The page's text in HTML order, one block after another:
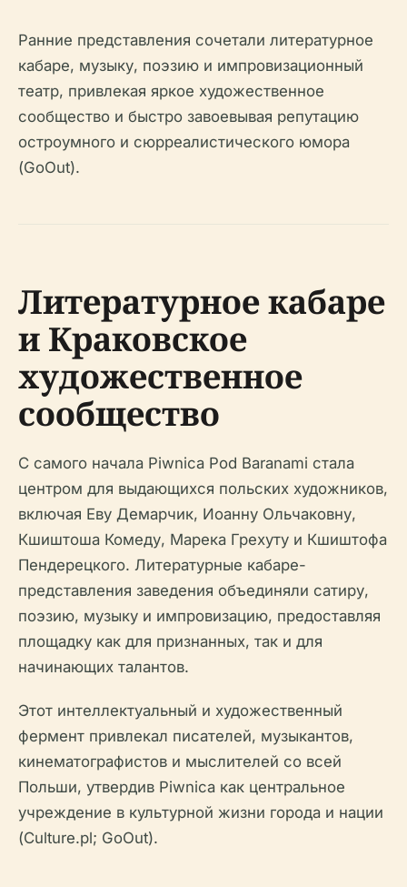
Ранние представления сочетали литературное
кабаре, музыку, поэзию и импровизационный
театр, привлекая яркое художественное
сообщество и быстро завоевывая репутацию
остроумного и сюрреалистического юмора
(GoOut).
Литературное кабаре
и Краковское
художественное
сообщество
С самого начала Piwnica Pod Baranami стала
центром для выдающихся польских художников,
включая Еву Демарчик, Иоанну Ольчаковну,
Кшиштоша Комеду, Марека Грехуту и Кшиштофа
Пендерецкого. Литературные кабаре-
представления заведения объединяли сатиру,
поэзию, музыку и импровизацию, предоставляя
площадку как для признанных, так и для
начинающих талантов.
Этот интеллектуальный и художественный
фермент привлекал писателей, музыкантов,
кинематографистов и мыслителей со всей
Польши, утвердив Piwnica как центральное
учреждение в культурной жизни города и нации
(Culture.pl; GoOut).